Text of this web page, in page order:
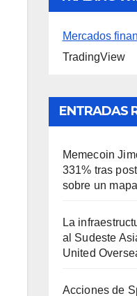
Mercados
TradingView
ENTRADAS
Memecoin
331% tras
sobre un
La
al Sudeste
United
Acciones de